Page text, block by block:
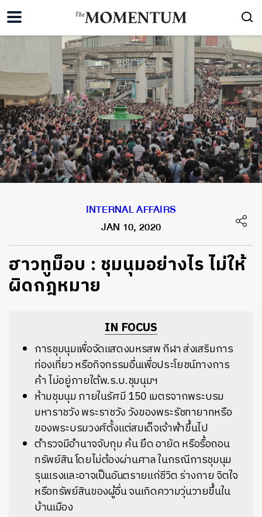
INTERNAL AFFAIRS
JAN 10, 2020
ฮาวทูม็อบ : ชุมนุมอย่างไร ไม่ให้
ผิดกฎหมาย
IN FOCUS
การชุมนุมเพื่อจัดแสดงมหรสพ กีฬา ส่งเสริมการ
ท่องเที่ยว หรือกิจกรรมอื่นเพื่อประโยชน์ทางการ
ค้า ไม่อยู่ภายใต้พ.ร.บ.ชุมนุมฯ
ห้ามชุมนุม ภายในรัศมี 150 เมตรจากพระบรม
มหาราชวัง พระราชวัง วังของพระรัชทายาทหรือ
ของพระบรมวงศ์ตั้งแต่สมเด็จเจ้าฟ้าขึ้นไป
ตำรวจมีอำนาจจับกุม ค้น ยึด อายัด หรือรื้อถอน
ทรัพย์สิน โดยไม่ต้องผ่านศาล ในกรณีการชุมนุม
รุนแรงและอาจเป็นอันตรายแก่ชีวิต ร่างกาย จิตใจ
หรือทรัพย์สินของผู้อื่น จนเกิดความวุ่นวายขึ้นใน
บ้านเมือง